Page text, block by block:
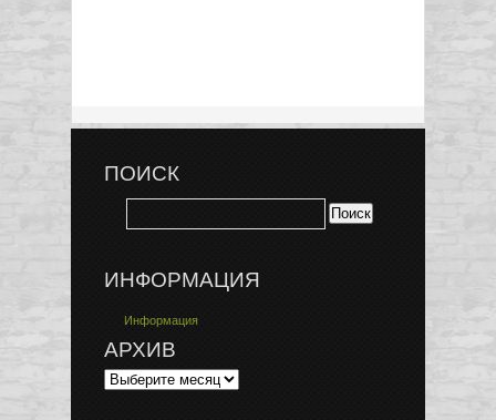
ПОИСК
ИНФОРМАЦИЯ
Информация
АРХИВ